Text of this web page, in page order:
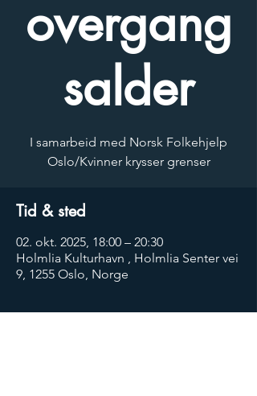
overgang
salder
I samarbeid med Norsk Folkehjelp
Oslo/Kvinner krysser grenser
Tid & sted
02. okt. 2025, 18:00 – 20:30
Holmlia Kulturhavn , Holmlia Senter vei
9, 1255 Oslo, Norge